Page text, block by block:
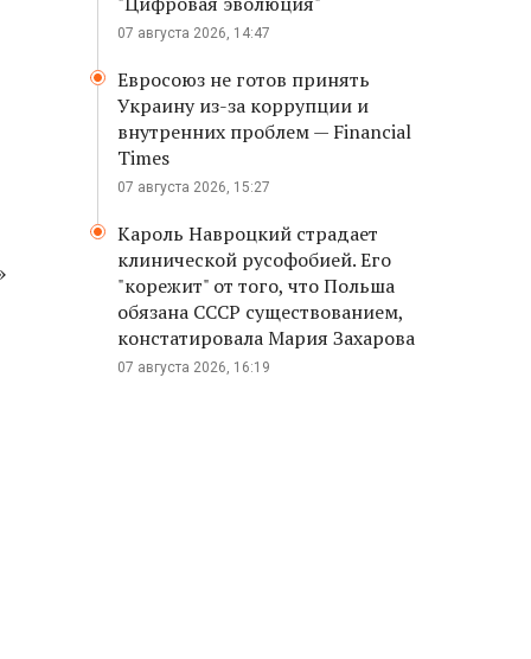
07 августа 2026, 14:47
Евросоюз не готов принять
Украину из-за коррупции и
внутренних проблем — Financial
Times
07 августа 2026, 15:27
Кароль Навроцкий страдает
клинической русофобией. Его
"корежит" от того, что Польша
обязана СССР существованием,
констатировала Мария Захарова
07 августа 2026, 16:19